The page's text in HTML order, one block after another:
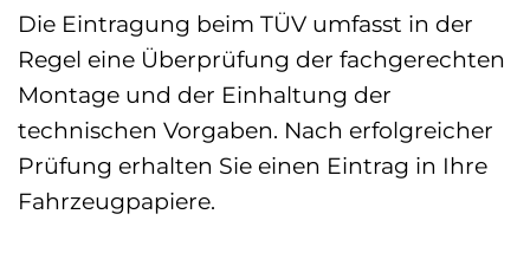
Die Eintragung beim TÜV umfasst in der
Regel eine Überprüfung der fachgerechten
Montage und der Einhaltung der
technischen Vorgaben. Nach erfolgreicher
Prüfung erhalten Sie einen Eintrag in Ihre
Fahrzeugpapiere.